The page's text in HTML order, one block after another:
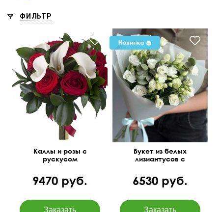
ФИЛЬТР
Открытка бесплатно
50 см
30 см
Каллы и розы с
рускусом
9470 руб.
Букет из белых
лизиантусов с
6530 руб.